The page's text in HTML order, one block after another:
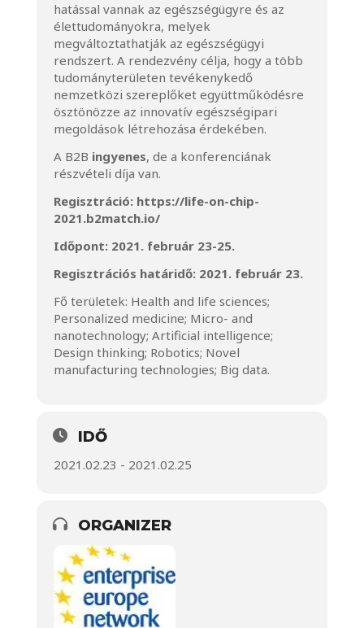
hatással vannak az egészségügyre és az
élettudományokra, melyek
megváltoztathatják az egészségügyi
rendszert. A rendezvény célja, hogy a több
tudományterületen tevékenykedő
nemzetközi szereplőket együttműködésre
ösztönözze az innovatív egészségipari
megoldások létrehozása érdekében.
A B2B ingyenes, de a konferenciának
részvételi díja van.
Regisztráció: https://life-on-chip-
2021.b2match.io/
Időpont: 2021. február 23-25.
Regisztrációs határidő: 2021. február 23.
Fő területek: Health and life sciences;
Personalized medicine; Micro- and
nanotechnology; Artificial intelligence;
Design thinking; Robotics; Novel
manufacturing technologies; Big data.
IDŐ
2021.02.23 - 2021.02.25
ORGANIZER